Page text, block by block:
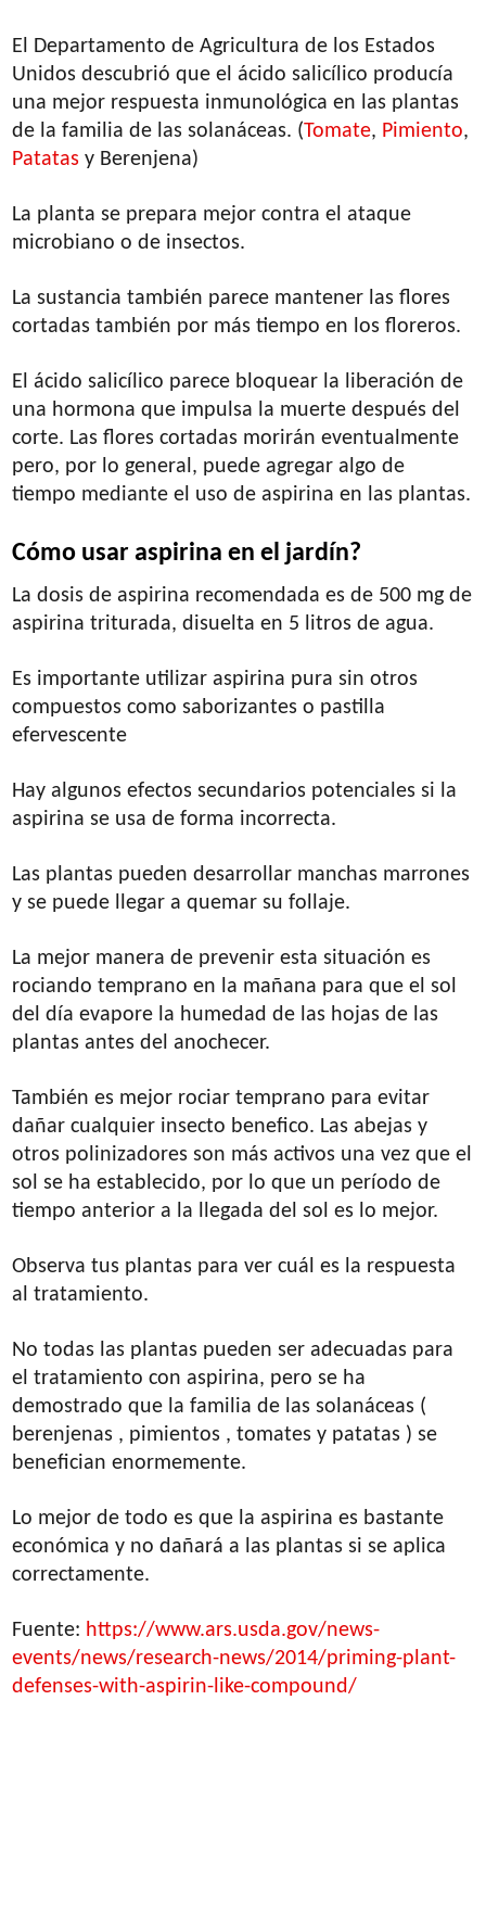
El Departamento de Agricultura de los Estados
Unidos descubrió que el ácido salicílico producía
una mejor respuesta inmunológica en las plantas
de la familia de las solanáceas. (Tomate, Pimiento,
Patatas y Berenjena)
La planta se prepara mejor contra el ataque
microbiano o de insectos.
La sustancia también parece mantener las flores
cortadas también por más tiempo en los floreros.
El ácido salicílico parece bloquear la liberación de
una hormona que impulsa la muerte después del
corte. Las flores cortadas morirán eventualmente
pero, por lo general, puede agregar algo de
tiempo mediante el uso de aspirina en las plantas.
Cómo usar aspirina en el jardín?
La dosis de aspirina recomendada es de 500 mg de
aspirina triturada, disuelta en 5 litros de agua.
Es importante utilizar aspirina pura sin otros
compuestos como saborizantes o pastilla
efervescente
Hay algunos efectos secundarios potenciales si la
aspirina se usa de forma incorrecta.
Las plantas pueden desarrollar manchas marrones
y se puede llegar a quemar su follaje.
La mejor manera de prevenir esta situación es
rociando temprano en la mañana para que el sol
del día evapore la humedad de las hojas de las
plantas antes del anochecer.
También es mejor rociar temprano para evitar
dañar cualquier insecto benefico. Las abejas y
otros polinizadores son más activos una vez que el
sol se ha establecido, por lo que un período de
tiempo anterior a la llegada del sol es lo mejor.
Observa tus plantas para ver cuál es la respuesta
al tratamiento.
No todas las plantas pueden ser adecuadas para
el tratamiento con aspirina, pero se ha
demostrado que la familia de las solanáceas (
berenjenas , pimientos , tomates y patatas ) se
benefician enormemente.
Lo mejor de todo es que la aspirina es bastante
económica y no dañará a las plantas si se aplica
correctamente.
Fuente: https://www.ars.usda.gov/news-
events/news/research-news/2014/priming-plant-
defenses-with-aspirin-like-compound/